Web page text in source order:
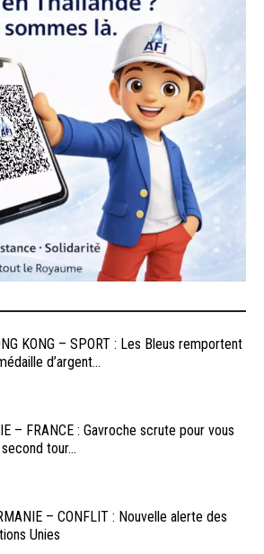
KONG – SPORT : Les Bleus remportent
d’argent...
– FRANCE : Gavroche scrute pour vous
tour...
– CONFLIT : Nouvelle alerte des
Unies